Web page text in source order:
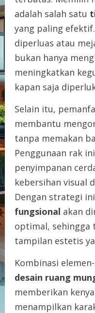
adalah salah satu
yang paling
diperluas atau
bukan hanya
meningkatkan
kapan saja
Selain itu,
membantu
tanpa memakan
Penggunaan rak
penyimpanan
kebersihan visual
Dengan strategi
fungsional akan
optimal, sehingga
tampilan estetis
Kombinasi
desain ruang
memberikan
menampilkan